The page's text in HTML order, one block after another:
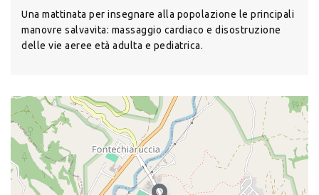
Una mattinata per insegnare alla popolazione le principali
manovre salvavita: massaggio cardiaco e disostruzione
delle vie aeree età adulta e pediatrica.